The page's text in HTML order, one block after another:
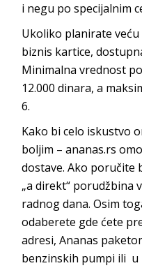
i negu po specijalnim
Ukoliko planirate
biznis kartice,
Minimalna vrednost
12.000 dinara, a
6.
Kako bi celo iskustvo
boljim – ananas.rs
dostave. Ako poručite
„a direkt“ porudžbina
radnog dana. Osim
odaberete gde ćete
adresi, Ananas
benzinskih pumpi ili u